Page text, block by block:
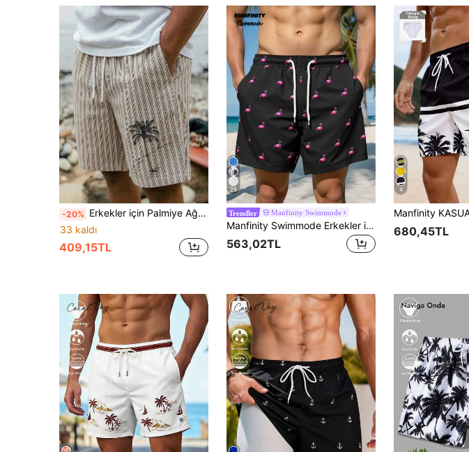
-20% Erkekler için Palmiye Ağacı Desenli, Günlük Kullanım İçin, Belden Bağcıklı, Yazlık Plaj Şortu
33 kaldı
409,15TL
25
Trendler Manfinity Swimmode
Manfinity Swimmode Erkekler için Günlük Bol Kesim Cepli İpli Bel Plaj Şortu Erkek Mayo Şortu Komik Erkek Mayo Şortu Eşleşen Mayo Şortu Erkek Eşleşen Mayo Şortu Erkek Mayo Şortu Takımı Flamingo Mayo Şortu Siyah ve Pembe Erkek Flamingo Mayo Şortu Erkek Mayo Şortu Flamingo Baskılı Pembe Flamingo Mayo Şortu, Tatil
563,02TL
4
680,45TL